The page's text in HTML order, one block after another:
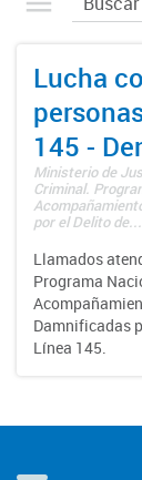
Lucha
145 -
Ministerio de
Criminal.
por el Delito de...
Llamados
Programa
Damnificadas
Línea 145.